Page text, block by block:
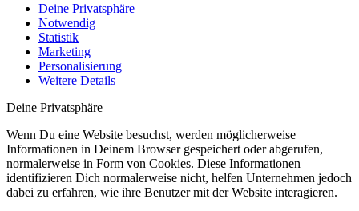
Deine Privatsphäre
Notwendig
Statistik
Marketing
Personalisierung
Weitere Details
Deine Privatsphäre
Wenn Du eine Website besuchst, werden möglicherweise
Informationen in Deinem Browser gespeichert oder abgerufen,
normalerweise in Form von Cookies. Diese Informationen
identifizieren Dich normalerweise nicht, helfen Unternehmen jedoch
dabei zu erfahren, wie ihre Benutzer mit der Website interagieren.